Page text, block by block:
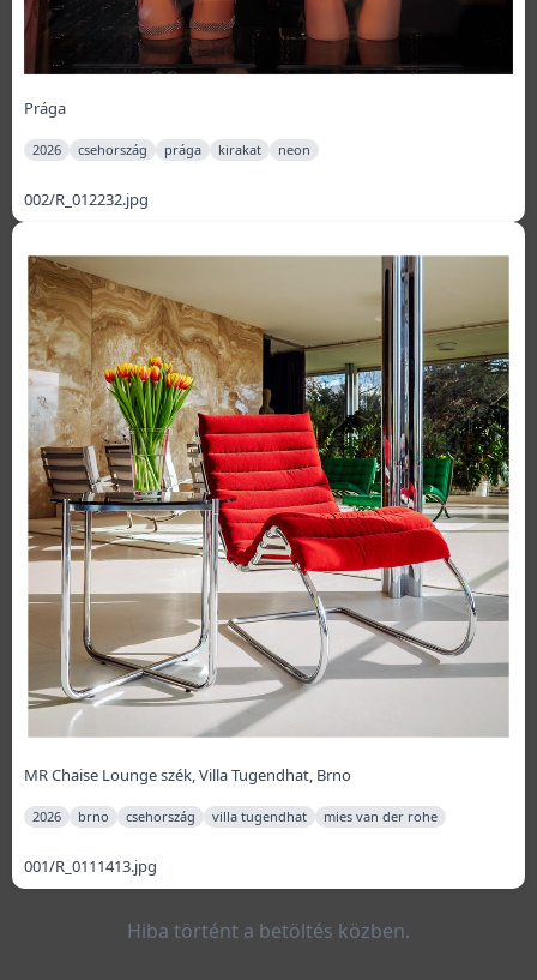
Prága
2026 csehország prága kirakat neon
002/R_012232.jpg
MR Chaise Lounge szék, Villa Tugendhat, Brno
2026 brno csehország villa tugendhat mies van der rohe
001/R_0111413.jpg
Hiba történt a betöltés közben.